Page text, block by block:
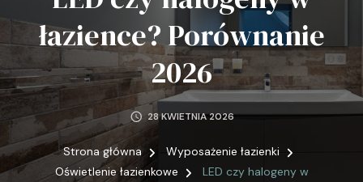
łazience? Porównanie
2026
28 KWIETNIA 2026
Strona główna
Wyposażenie łazienki
Oświetlenie łazienkowe
LED czy halogeny w